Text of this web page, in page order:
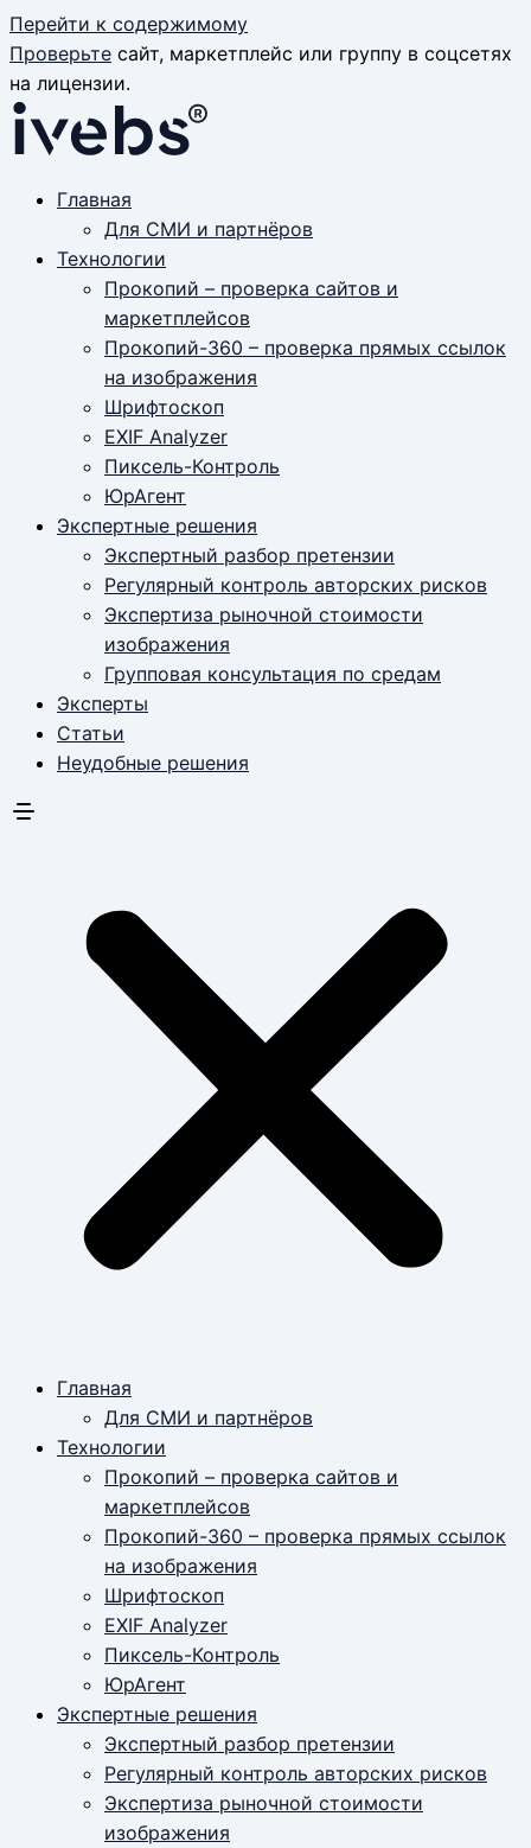
Перейти к содержимому
Проверьте сайт, маркетплейс или группу в соцсетях
на лицензии.
Главная
Для СМИ и партнёров
Технологии
Прокопий – проверка сайтов и
маркетплейсов
Прокопий-360 – проверка прямых ссылок
на изображения
Шрифтоскоп
EXIF Analyzer
Пиксель-Контроль
ЮрАгент
Экспертные решения
Экспертный разбор претензии
Регулярный контроль авторских рисков
Экспертиза рыночной стоимости
изображения
Групповая консультация по средам
Эксперты
Статьи
Неудобные решения
Главная
Для СМИ и партнёров
Технологии
Прокопий – проверка сайтов и
маркетплейсов
Прокопий-360 – проверка прямых ссылок
на изображения
Шрифтоскоп
EXIF Analyzer
Пиксель-Контроль
ЮрАгент
Экспертные решения
Экспертный разбор претензии
Регулярный контроль авторских рисков
Экспертиза рыночной стоимости
изображения